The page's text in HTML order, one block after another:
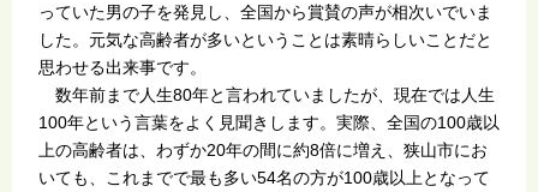
っていた男の子を発見し、全国から賞賛の声が相次いでいま
した。元気な高齢者が多いということは素晴らしいことだと
思わせる出来事です。
数年前まで人生80年と言われていましたが、現在では人生
100年という言葉をよく見聞きします。実際、全国の100歳以
上の高齢者は、わずか20年の間に約8倍に増え、狭山市にお
いても、これまでで最も多い54名の方が100歳以上となって